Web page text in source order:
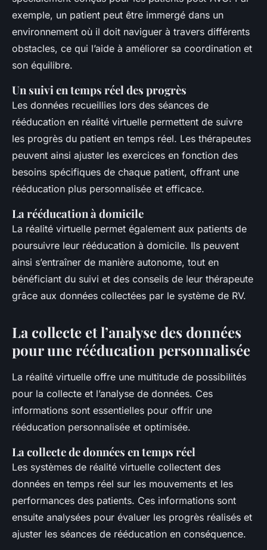
exemple, un patient peut être immergé dans un
environnement où il doit naviguer à travers différents
obstacles, ce qui l’aide à améliorer sa coordination et
son équilibre.
Un suivi en temps réel des progrès
Les données recueillies lors des séances de
rééducation en réalité virtuelle permettent de suivre
les progrès du patient en temps réel. Les thérapeutes
peuvent ainsi ajuster les exercices en fonction des
besoins spécifiques de chaque patient, offrant une
rééducation plus personnalisée et efficace.
La rééducation à domicile
La réalité virtuelle permet également aux patients de
poursuivre leur rééducation à domicile. Ils peuvent
ainsi s’entraîner de manière autonome, tout en
bénéficiant du suivi et des conseils de leur thérapeute
grâce aux données collectées par le système de RV.
La collecte et l’analyse des données
pour une rééducation personnalisée
La réalité virtuelle offre une multitude de possibilités
pour la collecte et l’analyse de données. Ces
informations sont essentielles pour offrir une
rééducation personnalisée et optimisée.
La collecte de données en temps réel
Les systèmes de réalité virtuelle collectent des
données en temps réel sur les mouvements et les
performances des patients. Ces informations sont
ensuite analysées pour évaluer les progrès réalisés et
ajuster les séances de rééducation en conséquence.